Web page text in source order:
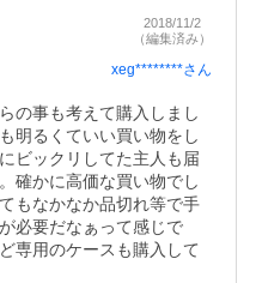
2018/11/2
（編集済み）
xeg********さん
の事も考えて購入しまし
明るくていい買い物をし
ビックリしてた主人も届
確かに高価な買い物でし
もなかなか品切れ等で手
必要だなぁって感じで
専用のケースも購入して